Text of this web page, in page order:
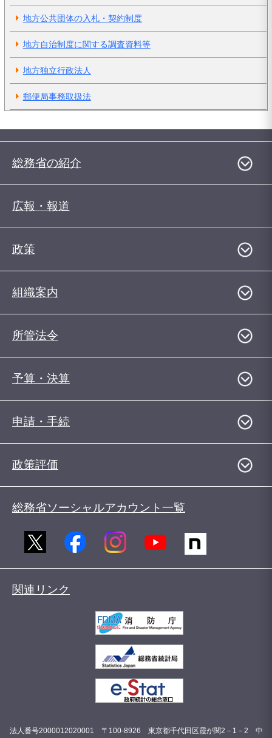
地方公共団体の入札・契約制度
地方自治制度に関する調査資料等
地方独立行政法人
郵便局事務取扱法
総務省の紹介
広報・報道
政策
組織案内
所管法令
予算・決算
申請・手続
政策評価
総務省ソーシャルアカウント一覧
関連リンク
法人番号2000012020001 〒100-8926 東京都千代田区霞が関2－1－2 中